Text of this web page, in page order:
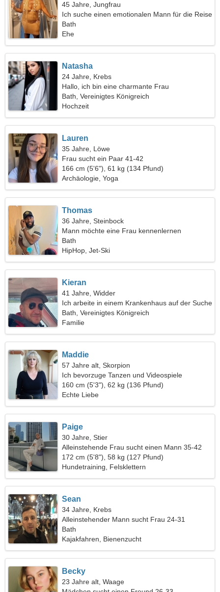
45 Jahre, Jungfrau
Ich suche einen emotionalen Mann für die Reise
Bath
Ehe
Natasha
24 Jahre, Krebs
Hallo, ich bin eine charmante Frau
Bath, Vereinigtes Königreich
Hochzeit
Lauren
35 Jahre, Löwe
Frau sucht ein Paar 41-42
166 cm (5'6"), 61 kg (134 Pfund)
Archäologie, Yoga
Thomas
36 Jahre, Steinbock
Mann möchte eine Frau kennenlernen
Bath
HipHop, Jet-Ski
Kieran
41 Jahre, Widder
Ich arbeite in einem Krankenhaus auf der Suche
nach einer emotionalen Frau
Bath, Vereinigtes Königreich
Familie
Maddie
57 Jahre alt, Skorpion
Ich bevorzuge Tanzen und Videospiele
160 cm (5'3"), 62 kg (136 Pfund)
Echte Liebe
Paige
30 Jahre, Stier
Alleinstehende Frau sucht einen Mann 35-42
172 cm (5'8"), 58 kg (127 Pfund)
Hundetraining, Felsklettern
Sean
34 Jahre, Krebs
Alleinstehender Mann sucht Frau 24-31
Bath
Kajakfahren, Bienenzucht
Becky
23 Jahre alt, Waage